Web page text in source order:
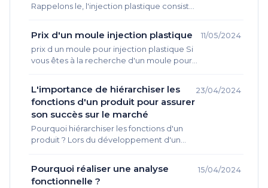
Rappelons le, l'injection plastique consiste
pousser…
Prix d'un moule injection plastique
prix d un moule pour injection plastique Si
vous êtes à la recherche d'un moule pour
11/05/2024
L'importance de hiérarchiser les
fonctions d'un produit pour assurer
son succès sur le marché
Pourquoi hiérarchiser les fonctions d'un
produit ? Lors du développement d'un
23/04/2024
Pourquoi réaliser une analyse
fonctionnelle ?
15/04/2024